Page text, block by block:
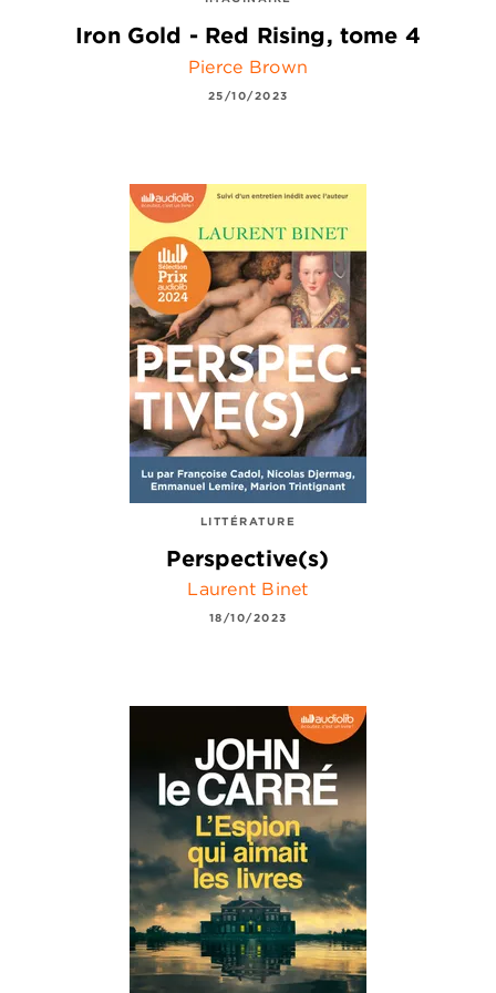
Iron Gold - Red Rising, tome 4
Pierce Brown
25/10/2023
LITTÉRATURE
Perspective(s)
Laurent Binet
18/10/2023